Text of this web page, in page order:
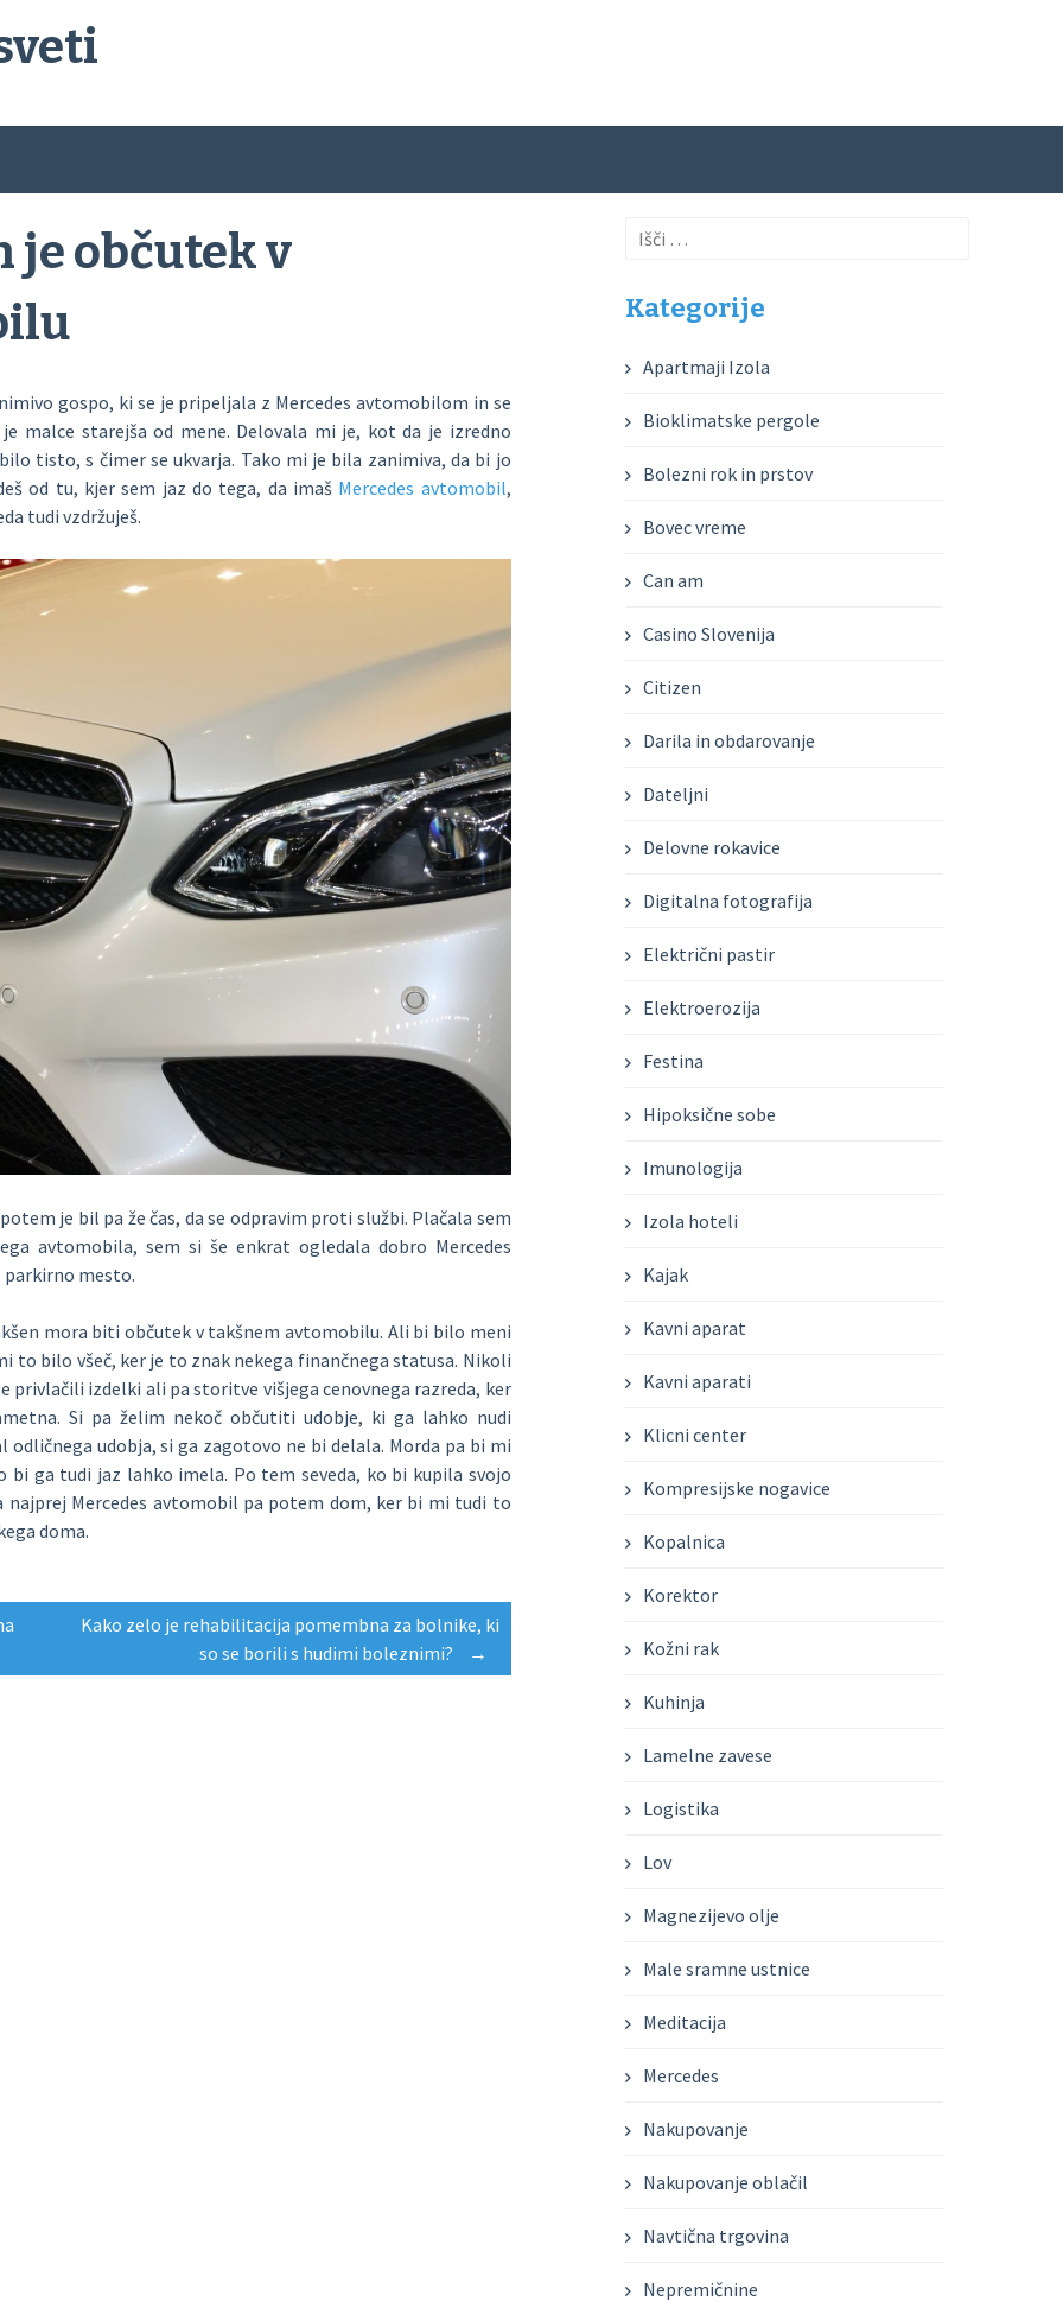
je občutek v
gospo, ki se je pripeljala z Mercedes avtomobilom in se
malce starejša od mene. Delovala mi je, kot da je izredno
tisto, s čimer se ukvarja. Tako mi je bila zanimiva, da bi jo
od tu, kjer sem jaz do tega, da imaš Mercedes avtomobil,
tudi vzdržuješ.
je bil pa že čas, da se odpravim proti službi. Plačala sem
avtomobila, sem si še enkrat ogledala dobro Mercedes
parkirno mesto.
mora biti občutek v takšnem avtomobilu. Ali bi bilo meni
to bilo všeč, ker je to znak nekega finančnega statusa. Nikoli
privlačili izdelki ali pa storitve višjega cenovnega razreda, ker
Si pa želim nekoč občutiti udobje, ki ga lahko nudi
udobja, si ga zagotovo ne bi delala. Morda pa bi mi
ga tudi jaz lahko imela. Po tem seveda, ko bi kupila svojo
Mercedes avtomobil pa potem dom, ker bi mi tudi to
doma.
Kako zelo je rehabilitacija pomembna za bolnike, ki
so se borili s hudimi boleznimi?
→
Išči:
Kategorije
Apartmaji Izola
Bioklimatske pergole
Bolezni rok in prstov
Bovec vreme
Can am
Casino Slovenija
Citizen
Darila in obdarovanje
Dateljni
Delovne rokavice
Digitalna fotografija
Električni pastir
Elektroerozija
Festina
Hipoksične sobe
Imunologija
Izola hoteli
Kajak
Kavni aparat
Kavni aparati
Klicni center
Kompresijske nogavice
Kopalnica
Korektor
Kožni rak
Kuhinja
Lamelne zavese
Logistika
Lov
Magnezijevo olje
Male sramne ustnice
Meditacija
Mercedes
Nakupovanje
Nakupovanje oblačil
Navtična trgovina
Nepremičnine